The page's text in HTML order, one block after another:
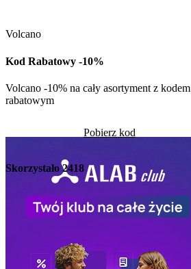
Volcano
Kod Rabatowy -10%
Volcano -10% na cały asortyment z kodem
rabatowym
Pobierz kod
Skorzystało2418